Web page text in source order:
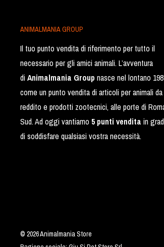
ANIMALMANIA GROUP
Il tuo punto vendita di riferimento per tutto il
necessario per gli amici animali. L’avventura
diAnimalmania Group nasce nel lontano
come un punto vendita di articoli per animali da
reddito e prodotti zootecnici, alle porte di
Sud. Ad oggi vantiamo 5 punti vendita in
di soddisfare qualsiasi vostra necessità.
© 2026 Animalmania Store